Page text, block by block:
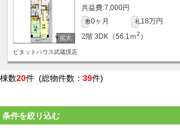
7,000円
敷0ヶ月 礼18万円
2階 3DK（56.1ｍ2 ）
ピタットハウス武蔵境店
棟数20件 (総物件数： 39件)
条件を絞り込む